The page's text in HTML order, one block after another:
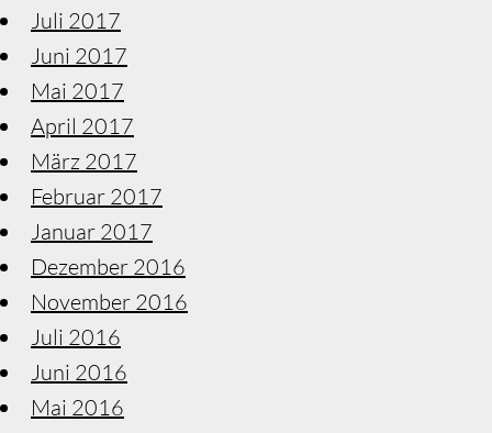
Juli 2017
Juni 2017
Mai 2017
April 2017
März 2017
Februar 2017
Januar 2017
Dezember 2016
November 2016
Juli 2016
Juni 2016
Mai 2016